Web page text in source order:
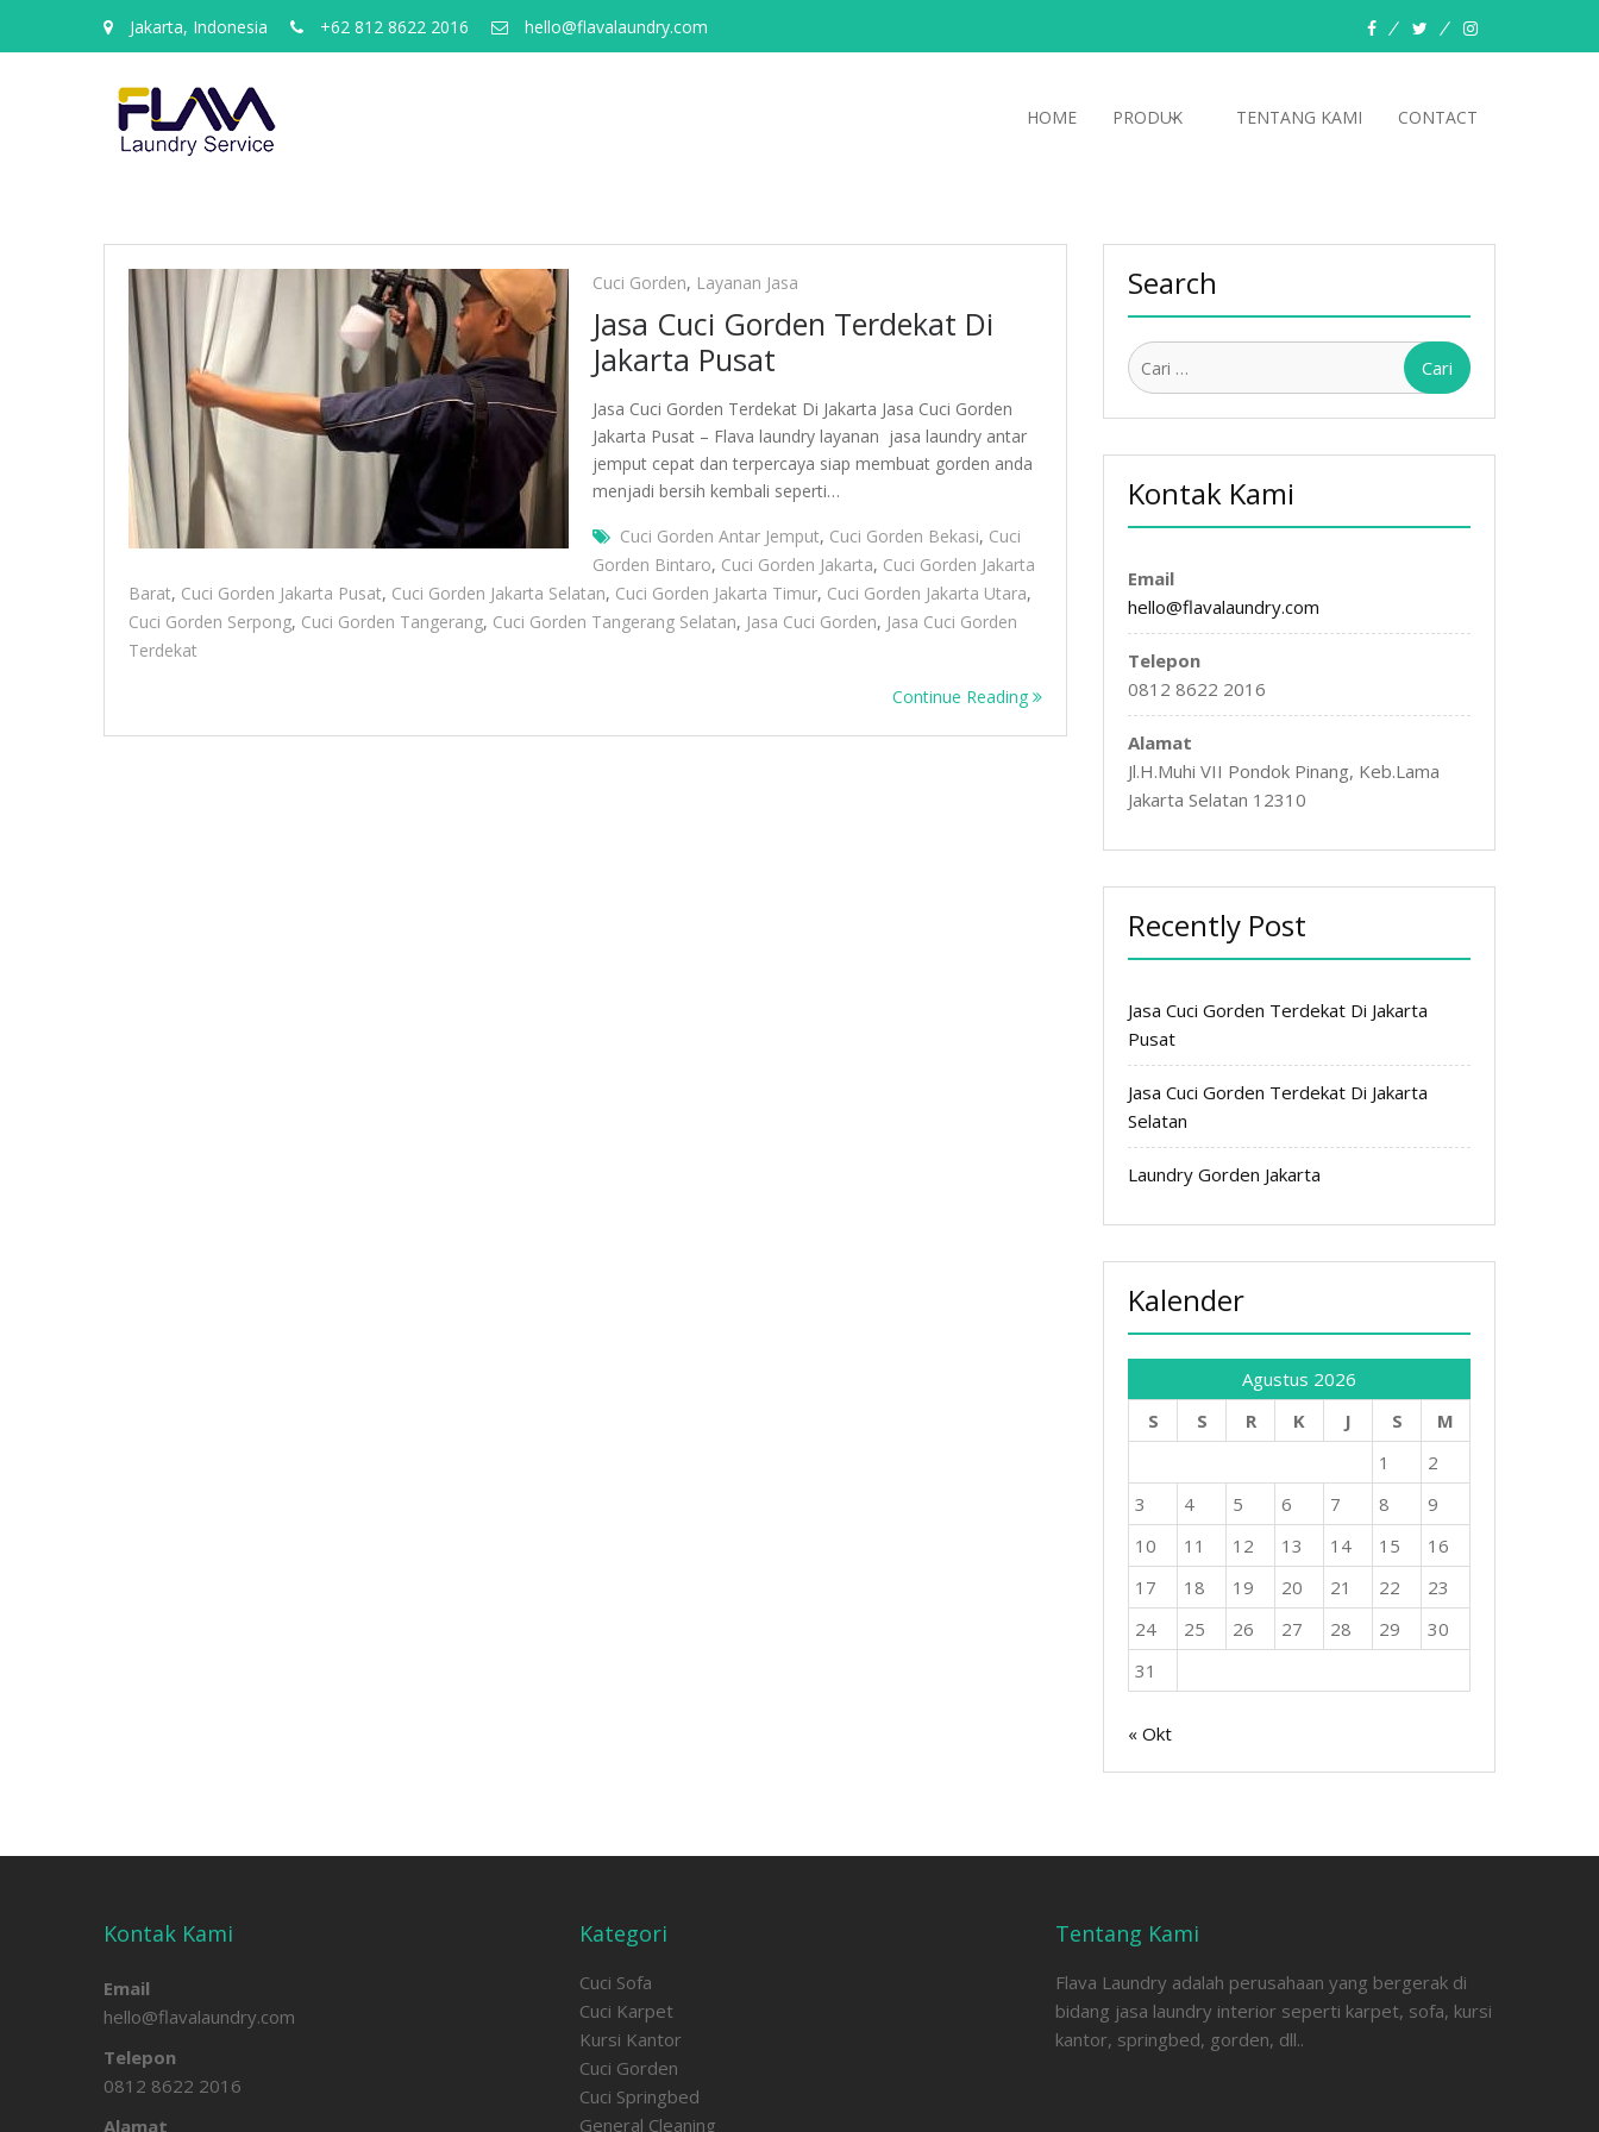
Jakarta, Indonesia +62 812 8622 2016 hello@flavalaundry.com
facebooktwitterinstagram
HOME PRODUK TENTANG KAMI CONTACT
cuci
gorden
tangerang
selatan
Cuci Gorden, Layanan Jasa
Jasa Cuci Gorden Terdekat Di
Jakarta Pusat
Jasa Cuci Gorden Terdekat Di Jakarta Jasa Cuci Gorden
Jakarta Pusat – Flava laundry layanan jasa laundry antar
jemput cepat dan terpercaya siap membuat gorden anda
menjadi bersih kembali seperti…
Cuci Gorden Antar Jemput, Cuci Gorden Bekasi, Cuci
Gorden Bintaro, Cuci Gorden Jakarta, Cuci Gorden Jakarta
Barat, Cuci Gorden Jakarta Pusat, Cuci Gorden Jakarta Selatan, Cuci Gorden Jakarta Timur, Cuci Gorden Jakarta Utara,
Cuci Gorden Serpong, Cuci Gorden Tangerang, Cuci Gorden Tangerang Selatan, Jasa Cuci Gorden, Jasa Cuci Gorden
Terdekat
Continue Reading
Search
Cari
Kontak Kami
Email
hello@flavalaundry.com
Telepon
0812 8622 2016
Alamat
Jl.H.Muhi VII Pondok Pinang, Keb.Lama
Jakarta Selatan 12310
Recently Post
Jasa Cuci Gorden Terdekat Di Jakarta
Pusat
Jasa Cuci Gorden Terdekat Di Jakarta
Selatan
Laundry Gorden Jakarta
Kalender
Agustus 2026
S
S R K J S
M
1
2
3
4 5 6 7 8
9
10
11 12 13 14 15
16
17
18 19 20 21 22
23
24
25 26 27 28 29
30
31
« Okt
Kontak Kami
Email
hello@flavalaundry.com
Telepon
0812 8622 2016
Alamat
Kategori
Cuci Sofa
Cuci Karpet
Kursi Kantor
Cuci Gorden
Cuci Springbed
General Cleaning
Tentang Kami
Flava Laundry adalah perusahaan yang bergerak di
bidang jasa laundry interior seperti karpet, sofa, kursi
kantor, springbed, gorden, dll..